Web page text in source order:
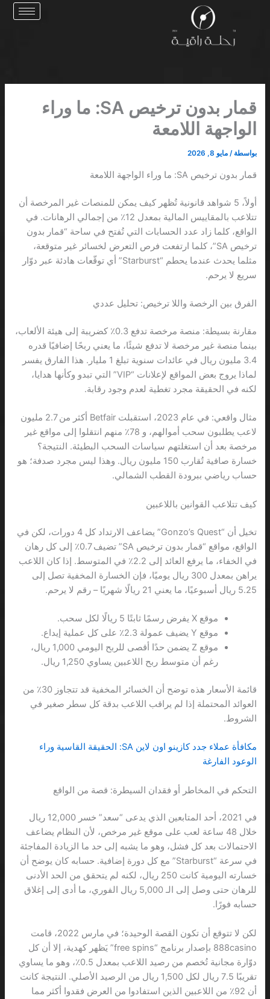
قمار بدون ترخيص SA: ما وراء
الواجهة اللامعة
بواسطة /مايو 8, 2026
قمار بدون ترخيص SA: ما وراء الواجهة اللامعة
أولاً، 5 شواهد قانونية تُظهر كيف يمكن للمنصات غير المرخصة أن
تتلاعب بالمقاييس المالية بمعدل 12٪ من إجمالي الرهانات. في
الواقع، كلما زاد عدد الحسابات التي تُفتح في ساحة “قمار بدون
ترخيص SA”، كلما ارتفعت فرص التعرض لخسائر غير متوقعة،
مثلما يحدث عندما يحطم “Starburst” أي توقّعات هادئة عبر دوّار
سريع لا يرحم.
الفرق بين الرخصة واللا ترخيص: تحليل عددي
مقارنة بسيطة: منصة مرخصة تدفع 0.3٪ كضريبة إلى هيئة الألعاب،
بينما منصة غير مرخصة لا تدفع شيئًا، ما يعني ربحًا إضافيًا قدره
3.4 مليون ريال في عائدات سنوية تبلغ 1 مليار. هذا الفارق يفسر
لماذا يروج بعض المواقع لإعلانات “VIP” التي تبدو وكأنها هدايا،
لكنه في الحقيقة مجرد تغطية لعدم وجود رقابة.
مثال واقعي: في عام 2023، استقبلت Betfair أكثر من 2.7 مليون
لاعب يطلبون سحب أموالهم، و 78٪ منهم انتقلوا إلى مواقع غير
مرخصة بعد أن استغلتهم سياسات السحب البطيئة. النتيجة؟
خسارة صافية تُقارب 150 مليون ريال. وهذا ليس مجرد صدفة؛ هو
حساب رياضي ببرودة القطب الشمالي.
كيف تتلاعب القوانين باللاعبين
تخيل أن “Gonzo’s Quest” يضاعف الارتداد كل 4 دورات، لكن في
الواقع، مواقع “قمار بدون ترخيص SA” تضيف 0.7٪ إلى كل رهان
في الخفاء، ما يرفع العائد إلى 2.2٪ في المتوسط. إذا كان اللاعب
يراهن بمعدل 300 ريال يوميًا، فإن الخسارة المخفية تصل إلى
5.25 ريال أسبوعيًا، ما يعني 21 ريالًا شهريًا – رقم لا يرحم.
موقع X يفرض رسمًا ثابتًا 5 ريالًا لكل سحب.
موقع Y يضيف عمولة 2.3٪ على كل عملية إيداع.
موقع Z يضمن حدًا أقصى للربح اليومي 1,000 ريال،
رغم أن متوسط ربح اللاعبين يساوي 1,250 ريال.
قائمة الأسعار هذه توضح أن الخسائر المخفية قد تتجاوز 30٪ من
العوائد المحتملة إذا لم يراقب اللاعب بدقة كل سطر صغير في
الشروط.
مكافأة عملاء جدد كازينو اون لاين SA: الحقيقة القاسية وراء
الوعود الفارغة
التحكم في المخاطر أو فقدان السيطرة: قصة من الواقع
في 2021، أحد المتابعين الذي يدعى “سعد” خسر 12,000 ريال
خلال 48 ساعة لعب على موقع غير مرخص، لأن النظام يضاعف
الاحتمالات بعد كل فشل، وهو ما يشبه إلى حد ما الزيادة المفاجئة
في سرعة “Starburst” مع كل دورة إضافية. حسابه كان يوضح أن
خسارته اليومية كانت 250 ريال، لكنه لم يتحقق من الحد الأدنى
للرهان حتى وصل إلى الـ 5,000 ريال الفوري، ما أدى إلى إغلاق
حسابه فورًا.
لكن لا تتوقع أن تكون القصة الوحيدة؛ في مارس 2022، قامت
888casino بإصدار برنامج “free spins” يَظهر كهدية، إلا أن كل
دوّارة مجانية تُخصم من رصيد اللاعب بمعدل 0.5٪، وهو ما يساوي
تقريبًا 7.5 ريال لكل 1,500 ريال من الرصيد الأصلي. النتيجة كانت
أن 92٪ من اللاعبين الذين استفادوا من العرض فقدوا أكثر مما